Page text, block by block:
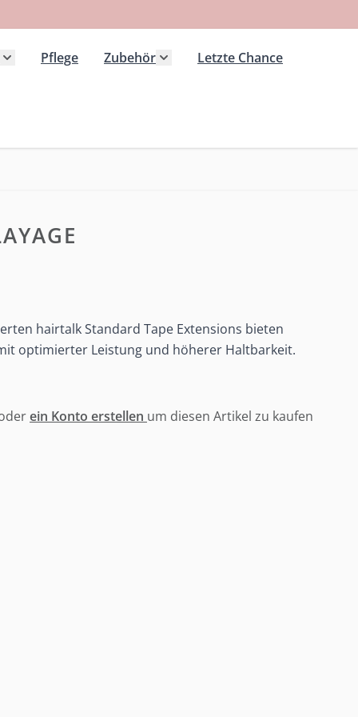
Pflege
Zubehör
Letzte Chance
hairtalk Standard Tape Extensions bieten
optimierter Leistung und höherer Haltbarkeit.
ein Konto erstellen um diesen Artikel zu kaufen